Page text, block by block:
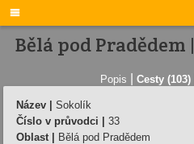

Bělá pod Pradědem
Popis Cesty (103)
Název |
Sokolí­k
Číslo v průvodci |
33
Oblast |
Bělá pod Pradědem